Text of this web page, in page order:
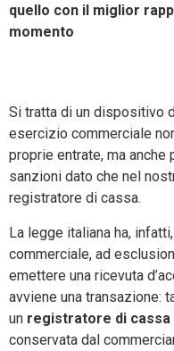
quello con il miglior
momento
Si tratta di un dispositivo
esercizio commerciale
proprie entrate, ma anche
sanzioni dato che nel
registratore di cassa.
La legge italiana ha,
commerciale, ad
emettere una ricevuta
avviene una transazione:
un registratore di cassa
conservata dal